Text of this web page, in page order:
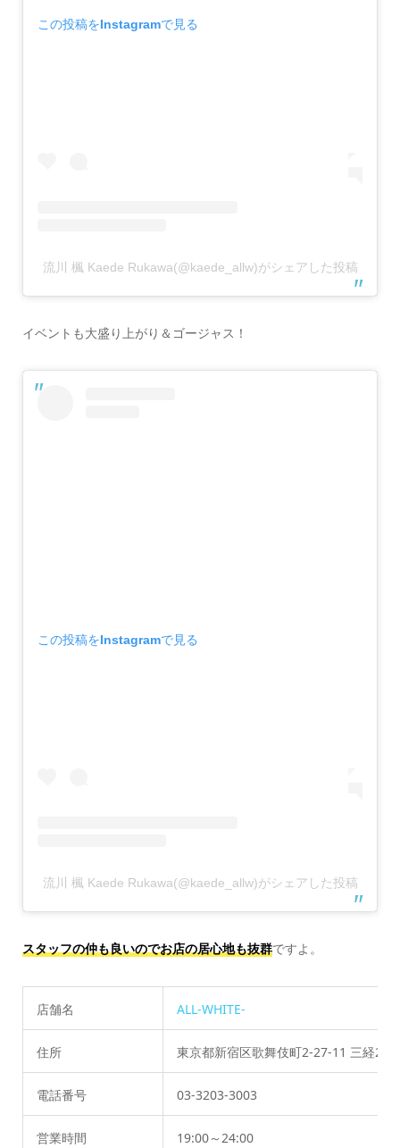
この投稿をInstagramで見る
流川 楓 Kaede Rukawa(@kaede_allw)がシェアした投稿
イベントも大盛り上がり＆ゴージャス！
この投稿をInstagramで見る
流川 楓 Kaede Rukawa(@kaede_allw)がシェアした投稿
スタッフの仲も良いのでお店の居心地も抜群ですよ。
店舗名 ALL-WHITE-
住所 東京都新宿区歌舞伎町2-27-11 三経27
電話番号 03-3203-3003
営業時間 19:00～24:00